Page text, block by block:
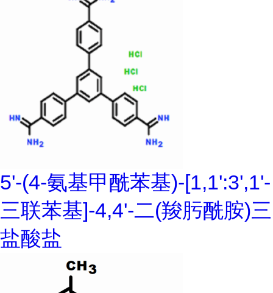
5'-(4-氨基甲酰苯基)-[1,1':3',1'-
三联苯基]-4,4'-二(羧肟酰胺)三
盐酸盐